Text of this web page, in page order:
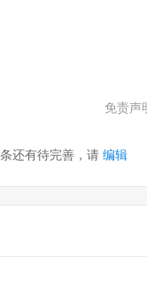
免责声
还有待完善，请 编辑